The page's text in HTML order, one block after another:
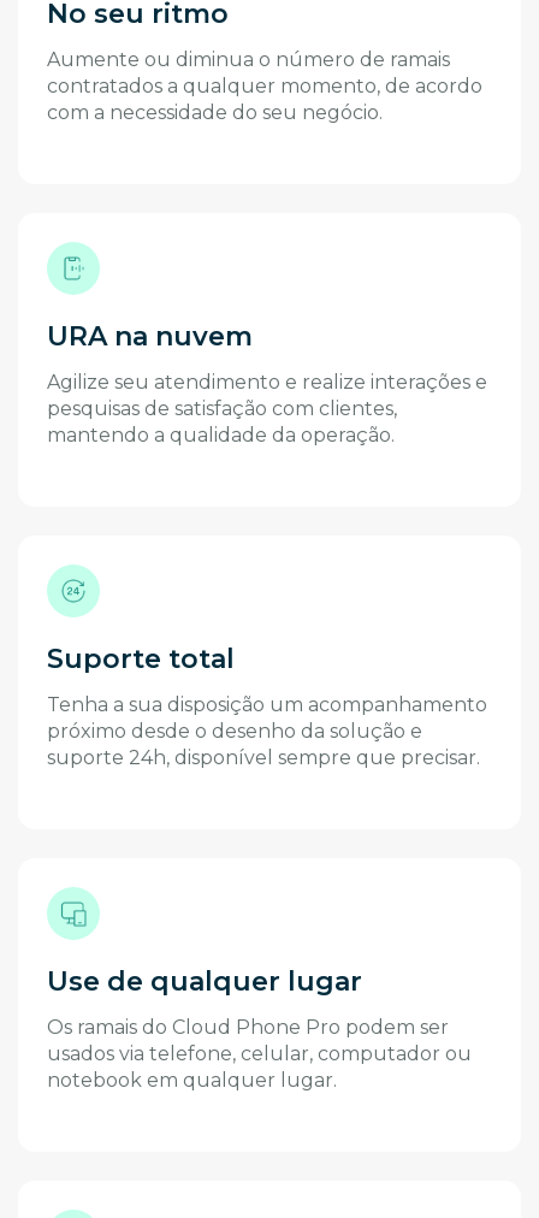
No seu ritmo
Aumente ou diminua o número de ramais
contratados a qualquer momento, de acordo
com a necessidade do seu negócio.
URA na nuvem
Agilize seu atendimento e realize interações e
pesquisas de satisfação com clientes,
mantendo a qualidade da operação.
Suporte total
Tenha a sua disposição um acompanhamento
próximo desde o desenho da solução e
suporte 24h, disponível sempre que precisar.
Use de qualquer lugar
Os ramais do Cloud Phone Pro podem ser
usados via telefone, celular, computador ou
notebook em qualquer lugar.